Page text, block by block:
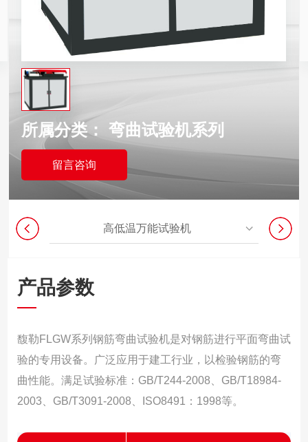
所属分类：弯曲试验机系列
留言咨询
高低温万能试验机
产品参数
馥勒FLGW系列钢筋弯曲试验机是对钢筋进行平面弯曲试
验的专用设备。广泛应用于建工行业，以检验钢筋的弯
曲性能。满足试验标准：GB/T244-2008、GB/T18984-
2003、GB/T3091-2008、ISO8491：1998等。